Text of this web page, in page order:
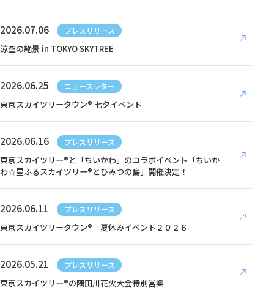
2026.07.06 プレスリリース
涼空の絶景 in TOKYO SKYTREE
2026.06.25 ニュースレター
東京スカイツリータウン® 七夕イベント
2026.06.16 プレスリリース
東京スカイツリー®と「ちいかわ」のコラボイベント「ちいか
わ☆星ふるスカイツリー®とひみつの島」開催決定！
2026.06.11 プレスリリース
東京スカイツリータウン® 夏休みイベント２０２６
2026.05.21 プレスリリース
東京スカイツリー®の隅田川花火大会特別営業